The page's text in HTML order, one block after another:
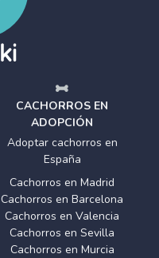
CACHORROS EN
ADOPCIÓN
Adoptar cachorros en
España
Cachorros en Madrid
Cachorros en Barcelona
Cachorros en Valencia
Cachorros en Sevilla
Cachorros en Murcia